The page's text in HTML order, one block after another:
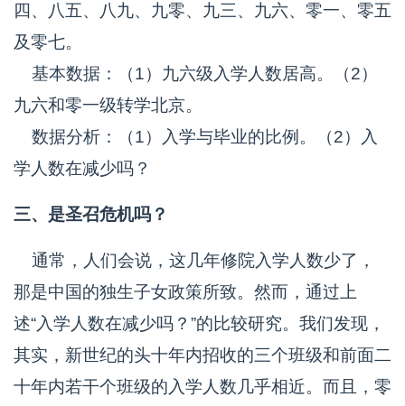
四、八五、八九、九零、九三、九六、零一、零五
及零七。
基本数据：（1）九六级入学人数居高。（2）
九六和零一级转学北京。
数据分析：（1）入学与毕业的比例。（2）入
学人数在减少吗？
三、是圣召危机吗？
通常，人们会说，这几年修院入学人数少了，
那是中国的独生子女政策所致。然而，通过上
述“入学人数在减少吗？”的比较研究。我们发现，
其实，新世纪的头十年内招收的三个班级和前面二
十年内若干个班级的入学人数几乎相近。而且，零